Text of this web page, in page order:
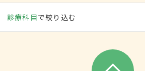
診療科目で絞り込む